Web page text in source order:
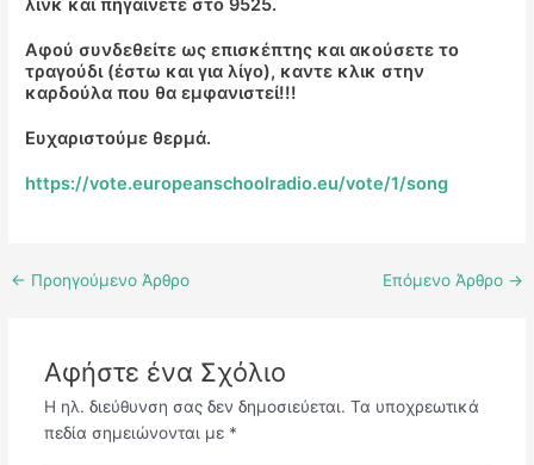
λινκ και πηγαίνετε στο 9525.
Αφού συνδεθείτε ως επισκέπτης και ακούσετε το
τραγούδι (έστω και για λίγο), καντε κλικ στην
καρδούλα που θα εμφανιστεί!!!
Ευχαριστούμε θερμά.
https://vote.europeanschoolradio.eu/vote/1/song
← Προηγούμενο Άρθρο Επόμενο Άρθρο →
Αφήστε ένα Σχόλιο
Η ηλ. διεύθυνση σας δεν δημοσιεύεται. Τα υποχρεωτικά
πεδία σημειώνονται με *